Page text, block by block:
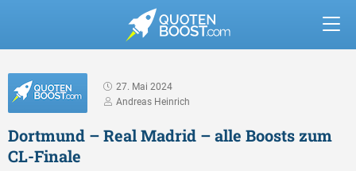
27. Mai 2024
Andreas Heinrich
Dortmund – Real Madrid – alle Boosts zum
CL-Finale